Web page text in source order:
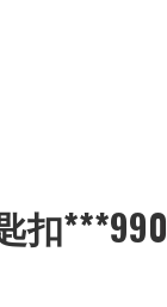
扣***990